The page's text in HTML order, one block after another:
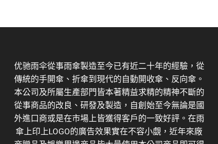
优驰雨伞從事雨傘製造至今已有近二十年的經驗，從
傳統的手開傘、折傘到現代的自動開收傘、反向傘。
本公司及所屬生產部門皆本著精益求精的精神不斷的
從事商品的改良、研發及製造，自創始至今無論是國
外進口商或是在市場上皆獲得客戶的一致好評。在雨
傘上印上LOGO的廣告效果實在不容小覷，近年來廠